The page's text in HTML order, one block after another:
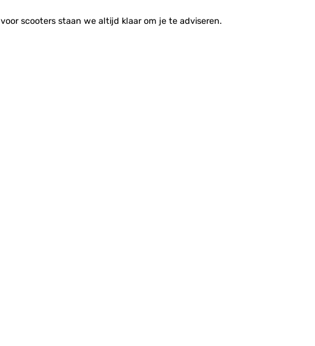
scooters staan we altijd klaar om je te adviseren.